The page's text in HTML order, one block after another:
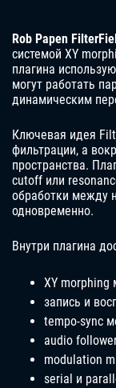
Rob Papen
системой XY
плагина
могут работать
динамическим
Ключевая идея
фильтрации, а
пространства.
cutoff или
обработки между
одновременно.
Внутри плагина
XY
запись и
tempo-sync
audio
modulation
serial и